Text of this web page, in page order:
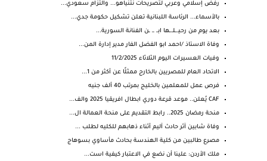
رفض إسلامي وعربي لتصريحات نتنياهو... والتزام سعودي...
بالأسماء... الرئاسة اللبنانية تعلن تشكيل حكومة جدي...
بعد يوم من رحيـ.ـلـ.ـها ابـ. ـ. ـن الفنانة السورية...
وفاة الاستاذ /احمد ابو الفضل الفار مدير إدارة المن...
وفيات العسيرات اليوم الثلاثاء 11/2/2025
الاتحاد العام للمصريين بالخارج ممثلًا عن أكثر من 1...
فرص عمل للمعلمين بالخليج بمرتب 40 ألف جنيه
CAF يُعلن.. موعد قرعة دوري ابطال افريقيا 2025 والف...
منحة رمضان 2025.. رابط التقديم على منحة العمالة ال...
وفاة شابين آثر حادث آليم أثناء ذهابهم للكليه لطلب ...
مصرع طالبين من كلية الهندسة بحادث مأساوي بسوهاج
ملك ⁧‫الأردن‬⁩: علينا أن نضع في الاعتبار كيفية است...